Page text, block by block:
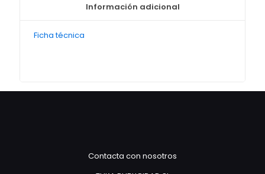
Información adicional
Ficha técnica
Contacta con nosotros